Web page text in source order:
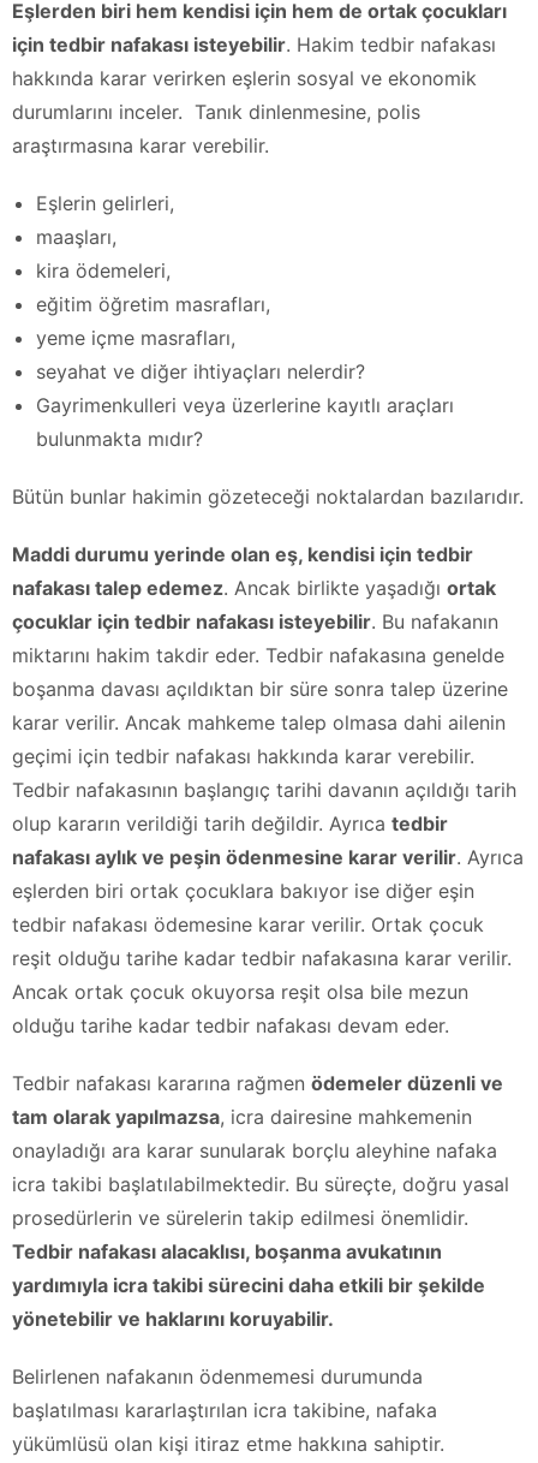
Eşlerden biri hem kendisi için hem de ortak çocukları
için tedbir nafakası isteyebilir. Hakim tedbir nafakası
hakkında karar verirken eşlerin sosyal ve ekonomik
durumlarını inceler. Tanık dinlenmesine, polis
araştırmasına karar verebilir.
Eşlerin gelirleri,
maaşları,
kira ödemeleri,
eğitim öğretim masrafları,
yeme içme masrafları,
seyahat ve diğer ihtiyaçları nelerdir?
Gayrimenkulleri veya üzerlerine kayıtlı araçları
bulunmakta mıdır?
Bütün bunlar hakimin gözeteceği noktalardan bazılarıdır.
Maddi durumu yerinde olan eş, kendisi için tedbir
nafakası talep edemez. Ancak birlikte yaşadığı ortak
çocuklar için tedbir nafakası isteyebilir. Bu nafakanın
miktarını hakim takdir eder. Tedbir nafakasına genelde
boşanma davası açıldıktan bir süre sonra talep üzerine
karar verilir. Ancak mahkeme talep olmasa dahi ailenin
geçimi için tedbir nafakası hakkında karar verebilir.
Tedbir nafakasının başlangıç tarihi davanın açıldığı tarih
olup kararın verildiği tarih değildir. Ayrıca tedbir
nafakası aylık ve peşin ödenmesine karar verilir. Ayrıca
eşlerden biri ortak çocuklara bakıyor ise diğer eşin
tedbir nafakası ödemesine karar verilir. Ortak çocuk
reşit olduğu tarihe kadar tedbir nafakasına karar verilir.
Ancak ortak çocuk okuyorsa reşit olsa bile mezun
olduğu tarihe kadar tedbir nafakası devam eder.
Tedbir nafakası kararına rağmen ödemeler düzenli ve
tam olarak yapılmazsa, icra dairesine mahkemenin
onayladığı ara karar sunularak borçlu aleyhine nafaka
icra takibi başlatılabilmektedir. Bu süreçte, doğru yasal
prosedürlerin ve sürelerin takip edilmesi önemlidir.
Tedbir nafakası alacaklısı, boşanma avukatının
yardımıyla icra takibi sürecini daha etkili bir şekilde
yönetebilir ve haklarını koruyabilir.
Belirlenen nafakanın ödenmemesi durumunda
başlatılması kararlaştırılan icra takibine, nafaka
yükümlüsü olan kişi itiraz etme hakkına sahiptir.